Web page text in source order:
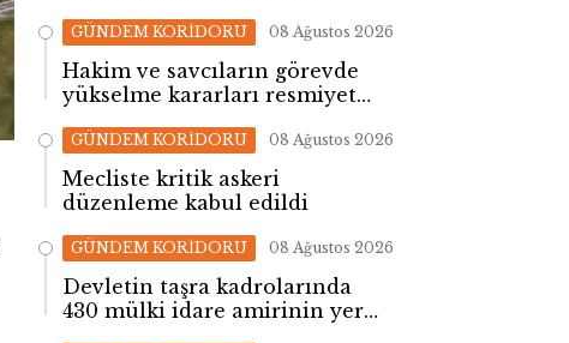
GÜNDEM KORİDORU 08 Ağustos 2026
Hakim ve savcıların görevde
yükselme kararları resmiyet
GÜNDEM KORİDORU 08 Ağustos 2026
Mecliste kritik askeri
düzenleme kabul edildi
GÜNDEM KORİDORU 08 Ağustos 2026
Devletin taşra kadrolarında
430 mülki idare amirinin yeri